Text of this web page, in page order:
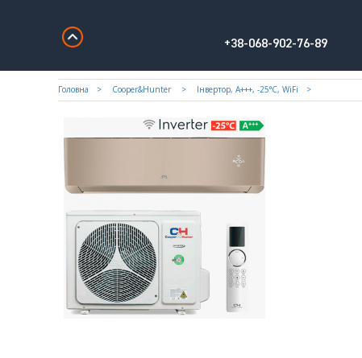
+38-068-902-76-89
Головна Cooper&Hunter Iнвертор, А+++, -25°С, WiFi